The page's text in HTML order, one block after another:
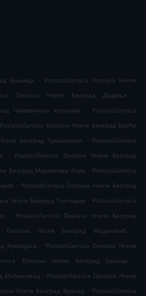
Бањица .
Poslastičarnica Dostava Hrane
Dostava Hrane Београд Дедиње
.
Чиновничка колонија
.
Poslastičarnica
Poslastičarnica Dostava Hrane Београд Браће
Београд Трошарина . Poslastičarnica
.
Poslastičarnica Dostava Hrane Београд
Београд Маринкова бара . Poslastičarnica
. Poslastičarnica Dostava Hrane Београд
Hrane Београд Топчидер . Poslastičarnica
.
Poslastičarnica Dostava Hrane Београд
Dostava Hrane Београд Медаковић
.
Кумодраж . Poslastičarnica Dostava Hrane
Dostava Hrane Београд Јајинци
.
Миљаковац . Poslastičarnica Dostava Hrane
Hrane Београд Врачар . Poslastičarnica